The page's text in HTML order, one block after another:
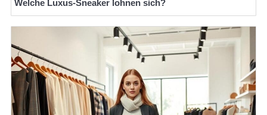
Welche Luxus-Sneaker lohnen sich?